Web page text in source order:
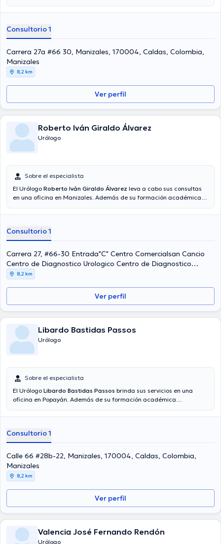
cuenta con muchos años de experiencia laboral en su disciplina. De
asociaciones médicas. Ramon Marriaga Qirego ha participado en
abundantes conferencias con la meta de tener una formación
continua en su campo de especialización y ha difundido
importantes ediciones. Cabe mencionar que, el profesional de la
salud puede hablar en Español.
Consultorio 1
Carrera 27a #66 30, Manizales, 170004, Caldas, Colombia,
Manizales
8,2 km
Ver perfil
Roberto Iván Giraldo Álvarez
Urólogo
Sobre el especialista
El Urólogo Roberto Iván Giraldo Álvarez leva a cabo sus consultas
en una oficina en Manizales. Además de su formación académica
especialidad. El médico posee años de experiencia laboral en su
diversas asociaciones médicas. Roberto Iván Giraldo Álvarez ha
intervenido en considerables conferencias con la finalidad de tener
una formación continua en su ámbito de especialización y ha
anunciado diferentes artículos. Para finalizar, el Dr. puede hablar en
Español.
Consultorio 1
Carrera 27, #66-30 Entrada"C" Centro Comercialsan Cancio
Centro de Diagnostico Urologico Centro de Diagnostico
Urologico, Manizales
8,2 km
Ver perfil
Libardo Bastidas Passos
Urólogo
Sobre el especialista
El Urólogo Libardo Bastidas Passos brinda sus servicios en una
oficina en Popayán. Además de su formación académica
de especialidad. El médico tiene varios años de experiencia laboral
como miembro de diversas asociaciones médicas. Libardo Bastidas
Passos ha intervenido en diversas conferencias con la finalidad de
tener una formación continua en su temática de especialización y
ha publicado diferentes ediciones. Español es el idioma principal
operados por el Dr.
Consultorio 1
Calle 66 #28b-22, Manizales, 170004, Caldas, Colombia,
Manizales
8,2 km
Ver perfil
Valencia José Fernando Rendón
Urólogo